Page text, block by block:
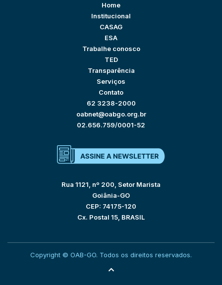
Home
Institucional
CASAG
ESA
Trabalhe conosco
TED
Transparência
Serviços
Contato
62 3238-2000
oabnet@oabgo.org.br
02.656.759/0001-52
Rua 1121, nº 200, Setor Marista
Goiânia-GO
CEP: 74175-120
Cx. Postal 15, BRASIL
Copyright © OAB-GO. Todos os direitos reservados.